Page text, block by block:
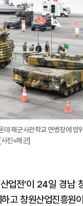
해군사관학교 연병장에 방
진=해군]
업전’이 24일 경남
고 창원산업진흥원